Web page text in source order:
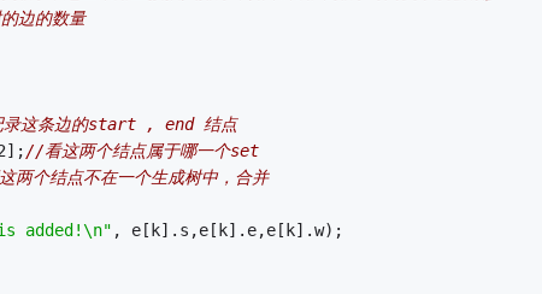
边的数量
这条边的start , end 结点
//看这两个结点属于哪一个set
两个结点不在一个生成树中，合并
is added!\n" , e[k].s,e[k].e,e[k].w);